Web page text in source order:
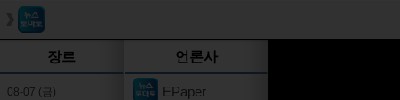
장르
08-07 (금)
언론사
EPaper